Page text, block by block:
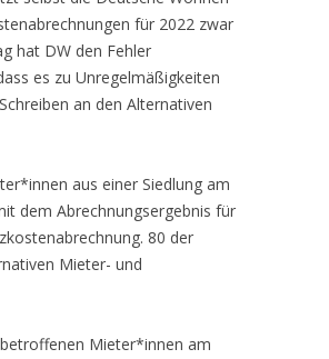
für 2022 zwar
hat DW den Fehler
es zu Unregelmäßigkeiten
an den Alternativen
aus einer Siedlung am
dem Abrechnungsergebnis für
80 der
Mieter- und
Mieter*innen am